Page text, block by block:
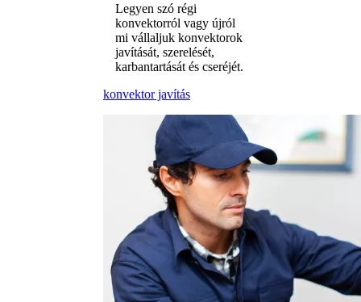
Legyen szó régi
konvektorról vagy újról
mi vállaljuk konvektorok
javítását, szerelését,
karbantartását és cseréjét.
konvektor javítás